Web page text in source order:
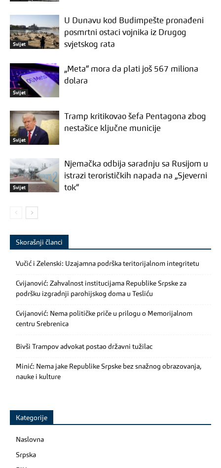
Svijet
U Dunavu kod Budimpešte pronađeni
posmrtni ostaci vojnika iz Drugog
svjetskog rata
Svijet
„Meta“ mora da plati još 567 miliona
dolara
Svijet
Tramp kritikovao šefa Pentagona zbog
nestašice ključne municije
Svijet
Njemačka odbija saradnju sa Rusijom u
istrazi terorističkih napada na „Sjeverni
tok“
Skorašnji članci
Vučić i Zelenski: Uzajamna podrška teritorijalnom integritetu
Cvijanović: Zahvalnost institucijama Republike Srpske za
podršku izgradnji parohijskog doma u Tesliću
Cvijanović: Nema političke priče u prilogu o Memorijalnom
centru Srebrenica
Bivši Trampov advokat postao državni tužilac
Minić: Nema jake Republike Srpske bez snažnog obrazovanja,
nauke i kulture
Kategorije
Naslovna
Srpska